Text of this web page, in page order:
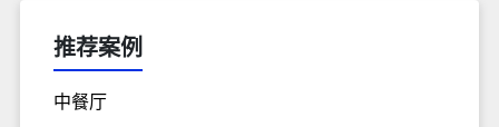
推荐案例
中餐厅